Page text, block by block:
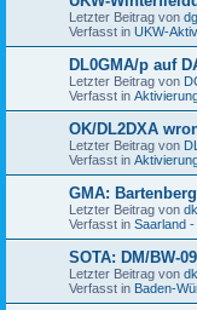
Letzter Beitrag von
Verfasst in UKW-
DL0GMA/p auf
Letzter Beitrag von
Verfasst in
OK/DL2DXA
Letzter Beitrag von
Verfasst in
GMA:
Letzter Beitrag von
Verfasst in Saarland
SOTA: DM/BW-
Letzter Beitrag von
Verfasst in Baden-